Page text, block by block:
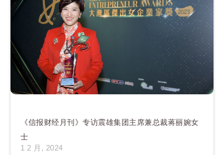
《信报财经月刊》专访震雄集团主席兼总裁蒋丽婉女
士
1 2 月, 2024